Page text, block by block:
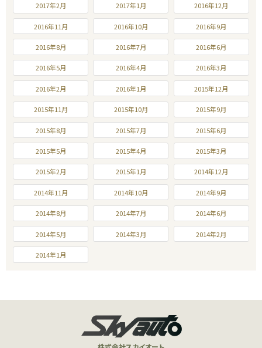
2017年2月 2017年1月 2016年12月
2016年11月 2016年10月 2016年9月
2016年8月 2016年7月 2016年6月
2016年5月 2016年4月 2016年3月
2016年2月 2016年1月 2015年12月
2015年11月 2015年10月 2015年9月
2015年8月 2015年7月 2015年6月
2015年5月 2015年4月 2015年3月
2015年2月 2015年1月 2014年12月
2014年11月 2014年10月 2014年9月
2014年8月 2014年7月 2014年6月
2014年5月 2014年3月 2014年2月
2014年1月